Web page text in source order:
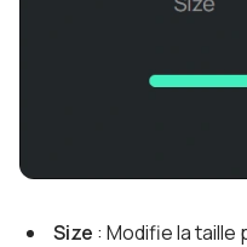
Size : Modifie la taille